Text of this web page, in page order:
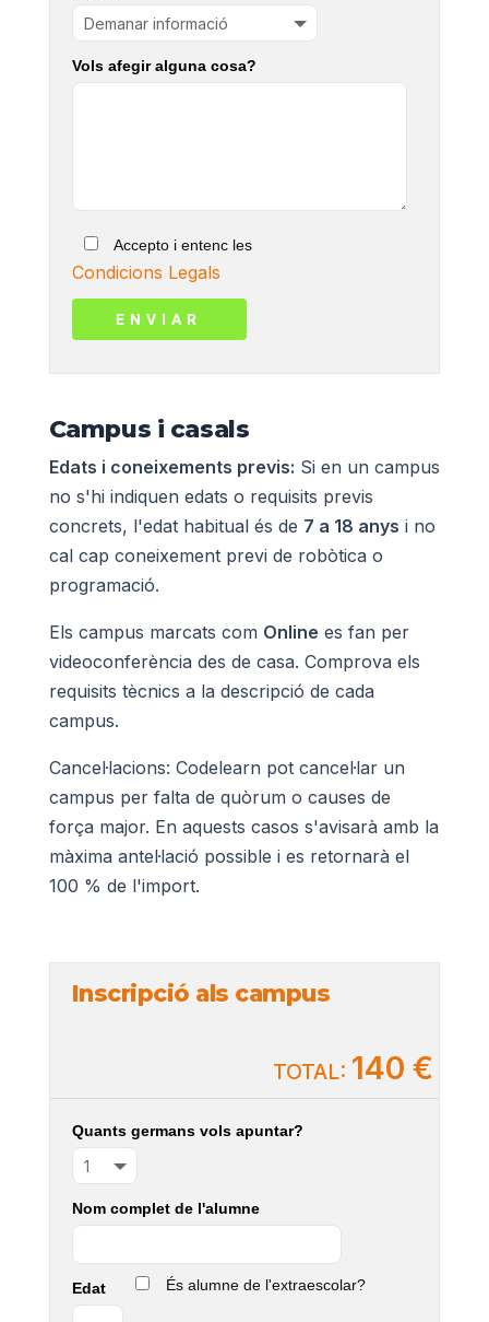
Vols afegir alguna cosa?
Accepto i entenc les
Condicions Legals
Campus i casals
Edats i coneixements previs: Si en un campus
no s'hi indiquen edats o requisits previs
concrets, l'edat habitual és de 7 a 18 anys i no
cal cap coneixement previ de robòtica o
programació.
Els campus marcats com Online es fan per
videoconferència des de casa. Comprova els
requisits tècnics a la descripció de cada
campus.
Cancel·lacions: Codelearn pot cancel·lar un
campus per falta de quòrum o causes de
força major. En aquests casos s'avisarà amb la
màxima antel·lació possible i es retornarà el
100 % de l'import.
Inscripció als campus
TOTAL: 140 €
Quants germans vols apuntar?
Nom complet de l'alumne
Edat És alumne de l'extraescolar?